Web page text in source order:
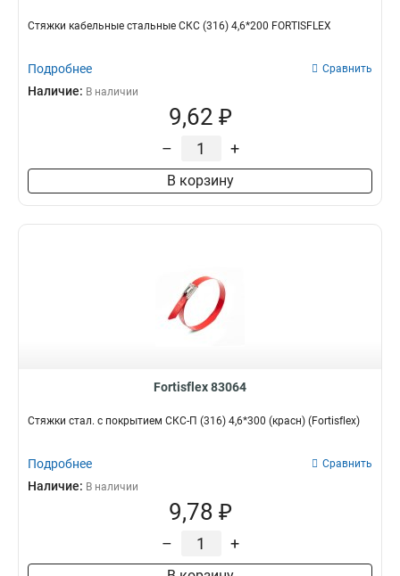
Стяжки кабельные стальные СКС (316) 4,6*200 FORTISFLEX
Подробнее Сравнить
Наличие: В наличии
9,62 ₽
– +
В корзину
Fortisflex 83064
Стяжки стал. с покрытием СКС-П (316) 4,6*300 (красн) (Fortisflex)
Подробнее Сравнить
Наличие: В наличии
9,78 ₽
– +